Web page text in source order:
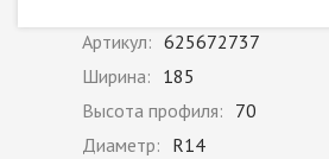
Артикул: 625672737
Ширина: 185
Высота профиля: 70
Диаметр: R14